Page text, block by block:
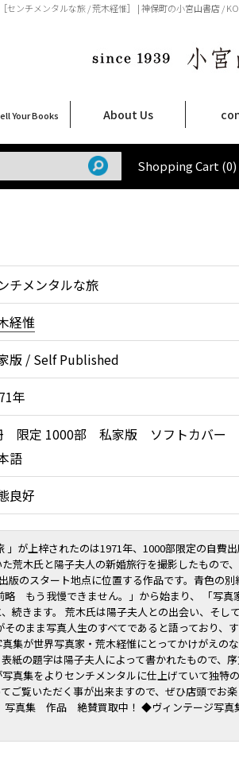
［センチメンタルな旅 / 荒木経惟］ | 神保町の小宮山書店 /
Your Books
グ
フォーム
本の買取
買取
について
について
について
質問
About Us
店舗案内
Shop Infomation
ご注文について
How to Order
特定商取引法に関する表示
プライバシーポリシー
Shopping Cart (0)
チメンタルな旅
経惟
版 / Self Published
年
限定 1000部 私家版 ソフトカバー
語
良好
」が上梓されたのは1971年、1000部限定の自費出
荒木氏と陽子夫人の新婚旅行を撮影したもので
版のスタート地点に位置する作品です。青色の別
略 もう我慢できません。」から始まり、 「写真
続きます。 荒木氏は陽子夫人との出会い、そし
そのまま写真人生のすべてであると語っており、
集が世界写真家・荒木経惟にとってかけがえの
紙の題字は陽子夫人によって書かれたもので、
真集をよりセンチメンタルに仕上げていて独特
ご覧いただく事が出来ますので、ぜひ店頭でお
真集 作品 絶賛買取中！ ◆ヴィンテージ写